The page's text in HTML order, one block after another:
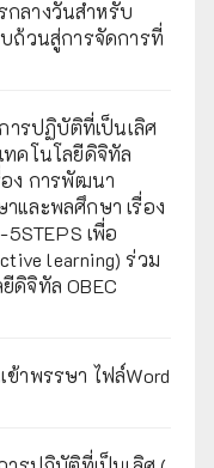
กลางวันสำหรับ
ถ้วนสู่การจัดการที่
ารปฏิบัติที่เป็นเลิศ
ทคโนโลยีดิจิทัล
ง การพัฒนา
และพลศึกษา เรื่อง
เพื่อ
learning) ร่วม
ดิจิทัล OBEC
าพรรษา ไฟล์Word